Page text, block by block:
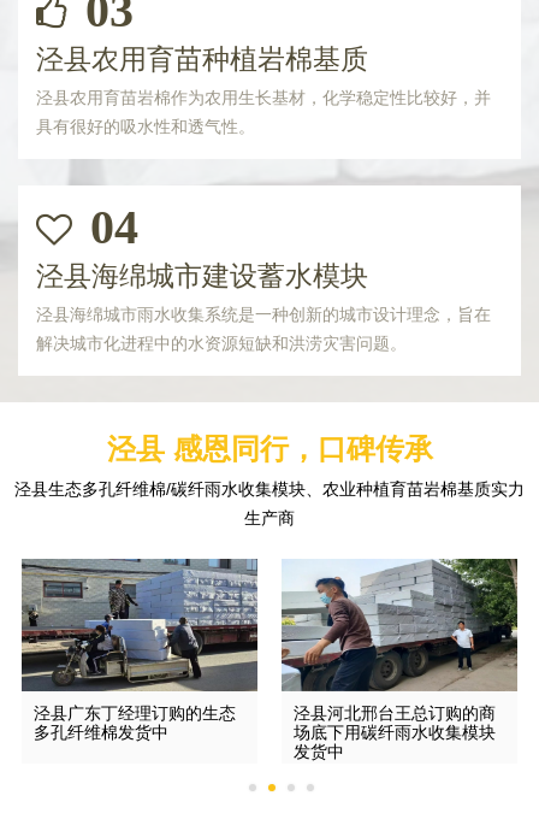
泾县农用育苗种植岩棉基质
泾县农用育苗岩棉作为农用生长基材，化学稳定性比较好，并
具有很好的吸水性和透气性。
04
泾县海绵城市建设蓄水模块
泾县海绵城市雨水收集系统是一种创新的城市设计理念，旨在
解决城市化进程中的水资源短缺和洪涝灾害问题。
泾县 感恩同行，口碑传承
泾县生态多孔纤维棉/碳纤雨水收集模块、农业种植育苗岩棉基质实力
生产商
泾县广东丁经理订购的生态
多孔纤维棉发货中
泾县河北邢台王总订购的商
场底下用碳纤雨水收集模块
发货中